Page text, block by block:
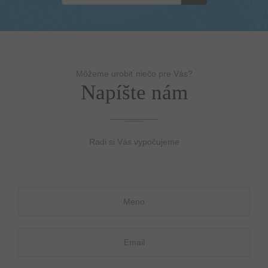
Môžeme urobiť niečo pre Vás?
Napíšte nám
Radi si Vás vypočujeme